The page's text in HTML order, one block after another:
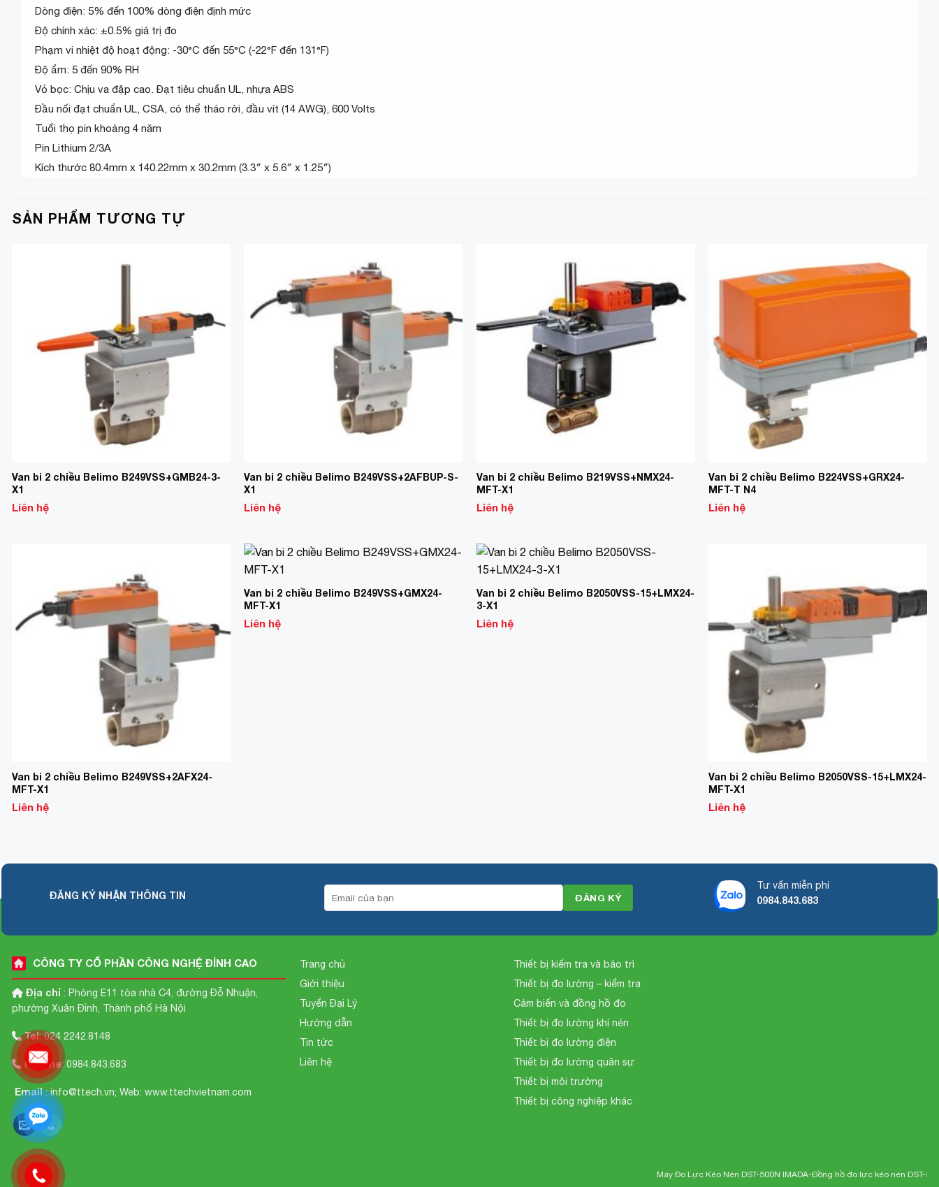
Dòng điện: 5% đến 100% dòng điện định mức
Độ chính xác: ±0.5% giá trị đo
Phạm vi nhiệt độ hoạt động: -30°C đến 55°C (-22°F đến 131°F)
Độ ẩm: 5 đến 90% RH
Vỏ bọc: Chịu va đập cao. Đạt tiêu chuẩn UL, nhựa ABS
Đầu nối đạt chuẩn UL, CSA, có thể tháo rời, đầu vít (14 AWG), 600 Volts
Tuổi thọ pin khoảng 4 năm
Pin Lithium 2/3A
Kích thước 80.4mm x 140.22mm x 30.2mm (3.3″ x 5.6″ x 1.25″)
SẢN PHẨM TƯƠNG TỰ
Van bi 2 chiều Belimo B249VSS+GMB24-3-
X1
Liên hệ
Van bi 2 chiều Belimo B249VSS+2AFBUP-S-
X1
Liên hệ
Add to
Wishlist
Van bi 2 chiều Belimo B219VSS+NMX24-
MFT-X1
Liên hệ
Add to
Van bi 2 chiều Belimo B224VSS+GRX24-
MFT-T N4
Liên hệ
Van bi 2 chiều Belimo B249VSS+2AFX24-
MFT-X1
Liên hệ
Wishlist
Van bi 2 chiều Belimo B249VSS+GMX24-
MFT-X1
Liên hệ
Wishlist
Van bi 2 chiều Belimo B2050VSS-15+LMX24-
3-X1
Liên hệ
Wishlist
Van bi 2 chiều Belimo B2050VSS-15+LMX24-
MFT-X1
Liên hệ
ĐĂNG KÝ NHẬN THÔNG TIN
Tư vấn miễn phí
0984.843.683
CÔNG TY CỔ PHẦN CÔNG NGHỆ ĐỈNH CAO
Địa chỉ : Phòng E11 tòa nhà C4, đường Đỗ Nhuận,
phường Xuân Đỉnh, Thành phố Hà Nội
Tel: 024 2242.8148
Hotline: 0984.843.683
Email: info@ttech.vn; Web: www.ttechvietnam.com
Trang chủ
Giới thiệu
Tuyển Đại Lý
Hướng dẫn
Tin tức
Liên hệ
Thiết bị kiểm tra và bảo trì
Thiết bị đo lường – kiểm tra
Cảm biến và đồng hồ đo
Thiết bị đo lường khí nén
Thiết bị đo lường điện
Thiết bị đo lường quân sự
Thiết bị môi trường
Thiết bị công nghiệp khác
Máy Đo Lực Kéo Nén DST-500N IMADA-Đồng hồ đo lực kéo nén DST-500N Imada